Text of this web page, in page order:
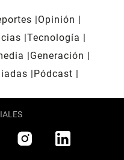
Opinión
Tecnología
Generación
Pódcast